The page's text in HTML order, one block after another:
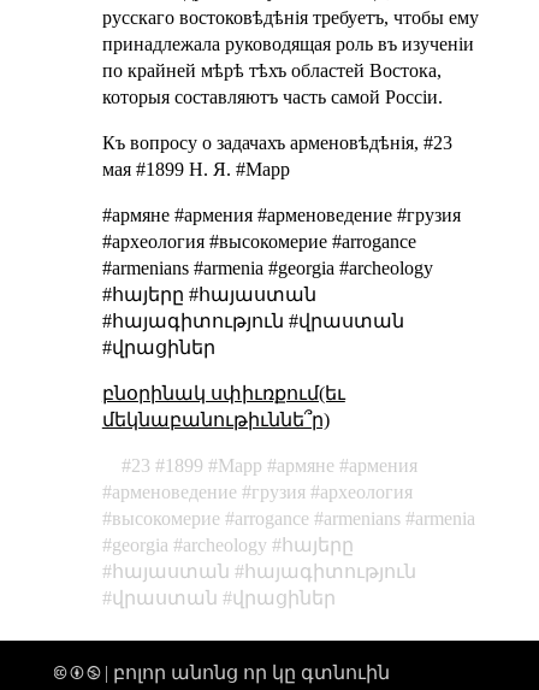
русскаго востоковѣдѣнiя требуетъ, чтобы ему
принадлежала руководящая роль въ изученiи
по крайней мѣрѣ тѣхъ областей Востока,
которыя составляютъ часть самой Россiи.
Къ вопросу о задачахъ арменовѣдѣнiя, #23
мая #1899 Н. Я. #Марр
#армяне #армения #арменоведение #грузия
#археология #высокомерие #arrogance
#armenians #armenia #georgia #archeology
#հայերը #հայաստան
#հայագիտություն #վրաստան
#վրացիներ
բնօրինակ սփիւռքում(եւ
մեկնաբանութիւննե՞ր)
23 1899 Марр армяне
армения
арменоведение
грузия
археология
высокомерие
arrogance armenians
armenia
georgia
archeology
հայերը
հայաստան
հայագիտություն
վրաստան
վրացիներ
🅭 🅯 🄏 | բոլոր անոնց որ կը գտնուին